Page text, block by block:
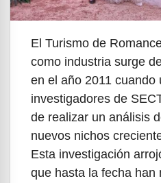
El Turismo de
como industria surge
en el año 2011 cuando
investigadores de
de realizar un análisis
nuevos nichos
Esta investigación
que hasta la fecha han